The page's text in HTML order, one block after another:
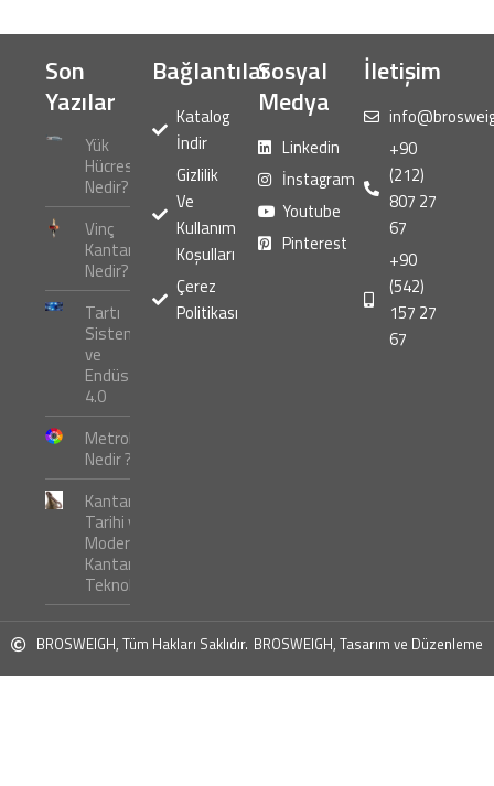
Son
Yazılar
Yük
Hücresi
Nedir?
Vinç
Kantarı
Nedir?
Tartı
Sistemleri
ve
Endüstri
4.0
Metroloji
Nedir ?
Kantar
Tarihi ve
Modern
Kantar
Teknolojileri
Bağlantılar
Katalog
İndir
Gizlilik
Ve
Kullanım
Koşulları
Çerez
Politikası
Sosyal
Medya
Linkedin
İnstagram
Youtube
Pinterest
İletişim
+90
(212)
807 27
67
+90
(542)
157 27
67
BROSWEIGH, Tüm Hakları Saklıdır. BROSWEIGH, Tasarım ve Düzenleme